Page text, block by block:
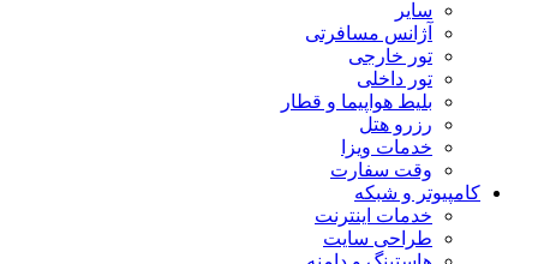
سایر
آژانس مسافرتی
تور خارجی
تور داخلی
بلیط هواپیما و قطار
رزرو هتل
خدمات ویزا
وقت سفارت
کامپیوتر و شبکه
خدمات اینترنت
طراحی سایت